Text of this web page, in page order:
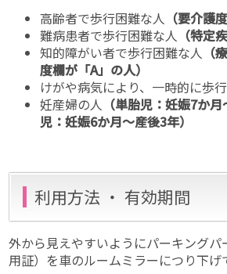
高齢者で歩行困難な人 （要介護
難病患者で歩行困難な人 （特定
知的障がい者で歩行困難な人 （
度欄が「A」の人）
けがや病気により、一時的に歩
妊産婦の人 （単胎児：妊娠7か
児：妊娠6か月〜産後3年）
利用方法 ・ 有効期間
外から見えやすいようにパーキングパ
用証）を車のルームミラーにつり下げ